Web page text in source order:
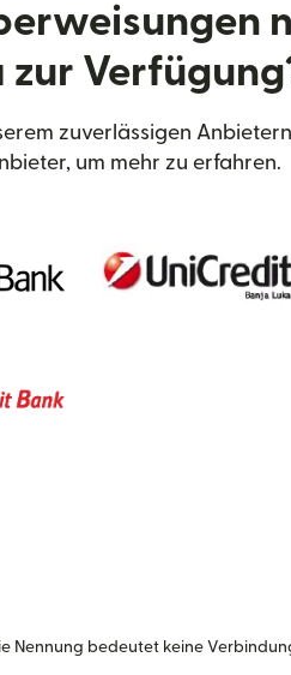
zur
zuverlässigen
um mehr zu erfahren.
Nennung bedeutet keine